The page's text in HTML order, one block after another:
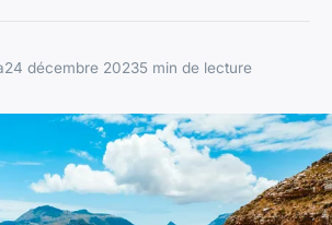
24 décembre 20235 min de lecture